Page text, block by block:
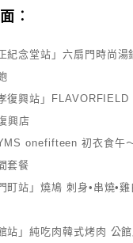
︰
紀念堂站」六扇門時尚
復興站」
興店
onefifteen 初衣食午
套餐
町站」燒鳩 刺身•串燒•
站」純吃肉韓式烤肉 公